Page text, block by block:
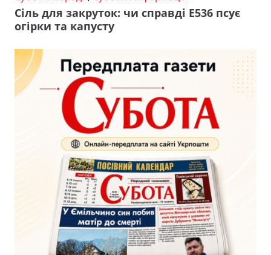
Сіль для закруток: чи справді Е536 псує
огірки та капусту